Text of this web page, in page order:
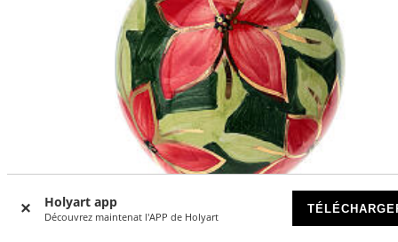
Holyart app
Découvrez maintenat l'APP de Holyart